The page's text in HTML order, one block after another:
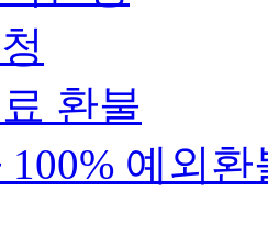
환불
100% 예외환